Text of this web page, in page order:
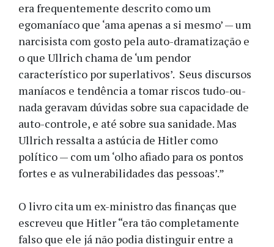
era frequentemente descrito como um
egomaníaco que ‘ama apenas a si mesmo’ — um
narcisista com gosto pela auto-dramatização e
o que Ullrich chama de ‘um pendor
característico por superlativos’. Seus discursos
maníacos e tendência a tomar riscos tudo-ou-
nada geravam dúvidas sobre sua capacidade de
auto-controle, e até sobre sua sanidade. Mas
Ullrich ressalta a astúcia de Hitler como
político — com um ‘olho afiado para os pontos
fortes e as vulnerabilidades das pessoas’.”
O livro cita um ex-ministro das finanças que
escreveu que Hitler “era tão completamente
falso que ele já não podia distinguir entre a